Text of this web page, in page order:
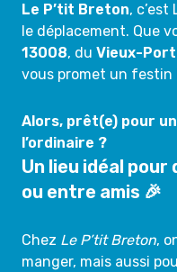
Le P’tit Breton,
le déplacement. Que
13008, du Vieux-Port
vous promet un festin
Alors, prêt(e) pour
l’ordinaire ?
Un lieu idéal
ou entre amis 🎉
Chez Le P’tit Breton,
manger, mais aussi